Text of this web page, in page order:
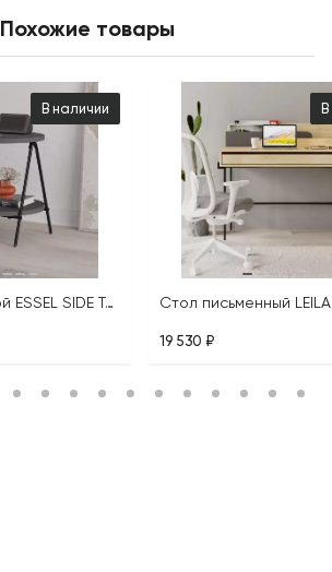
Похожие товары
В наличии
Стол приставной ESSEL SIDE TABLE
19 530 ₽